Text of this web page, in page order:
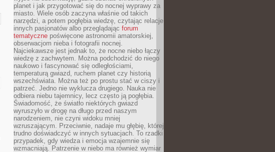
planet i jak przygotować się do nocnej wyprawy za
miasto. Wiele osób zaczyna właśnie od takich
narzędzi, a potem pogłębia wiedzę, czytając relacje
innych pasjonatów albo przeglądając forum
tematyczne poświęcone astronomii amatorskiej,
obserwacjom nieba i fotografii nocnej.
Najciekawsze jest jednak to, że nocne niebo łączy
wiedzę z zachwytem. Można podchodzić do niego
naukowo i fascynować się odległościami,
temperaturą gwiazd, ruchem planet czy historią
wszechświata. Można też po prostu stać w ciszy i
patrzeć. Jedno nie wyklucza drugiego. Nauka nie
odbiera niebu tajemnicy, lecz często ją pogłębia.
Świadomość, że światło niektórych gwiazd
wyruszyło w drogę na długo przed naszym
narodzeniem, nie czyni widoku mniej
wzruszającym. Przeciwnie, nadaje mu głębię, której
trudno doświadczyć w innych sytuacjach. To rzadki
przypadek, gdy wiedza i emocja wzajemnie się
wzmacniają. Patrzenie w niebo ma również wymiar